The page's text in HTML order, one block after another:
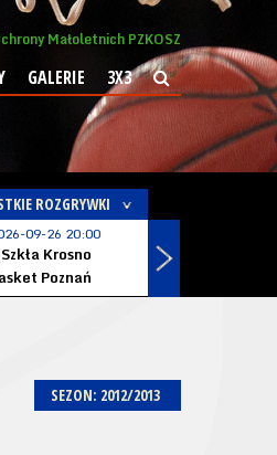
Małoletnich PZKOSZ
GALERIE 3X3
ROZGRYWKI
09-26 20:00
Krosno
---
Poznań
SEZON: 2012/2013